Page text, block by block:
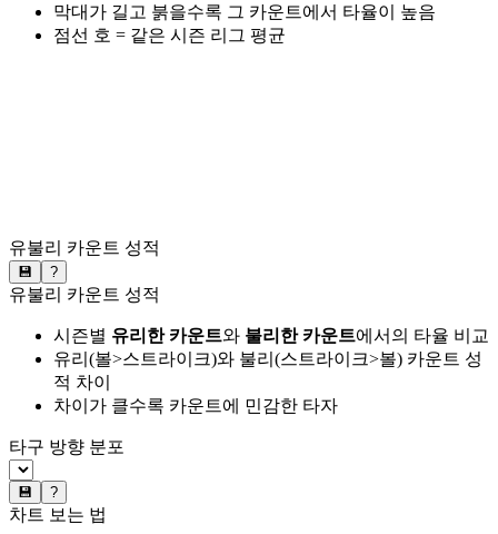
막대가 길고 붉을수록 그 카운트에서 타율이 높음
점선 호 = 같은 시즌 리그 평균
유불리 카운트 성적
💾 ?
유불리 카운트 성적
시즌별 유리한 카운트와 불리한 카운트에서의 타율 비교
유리(볼>스트라이크)와 불리(스트라이크>볼) 카운트 성
적 차이
차이가 클수록 카운트에 민감한 타자
타구 방향 분포
💾 ?
차트 보는 법